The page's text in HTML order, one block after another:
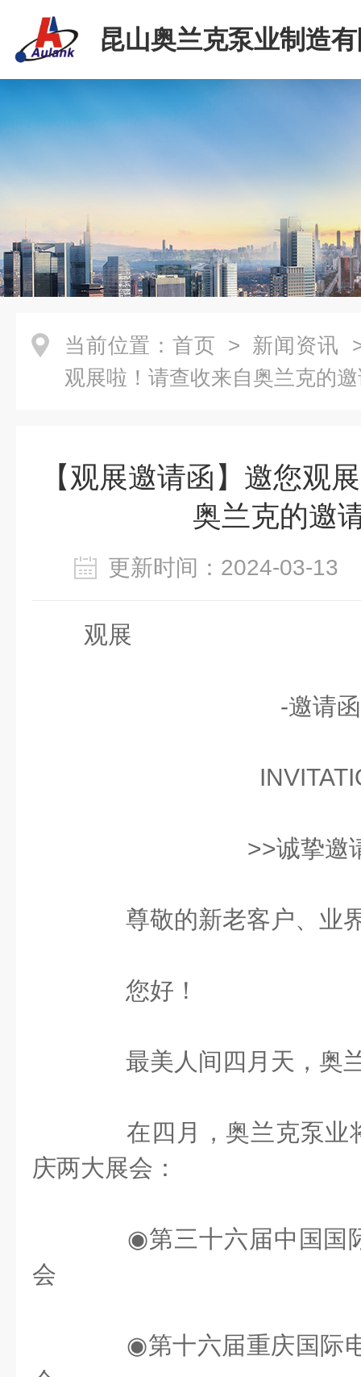
昆山奥兰克泵业制造
当前位置： 首页 > 新闻资讯
观展啦！请查收来自奥兰克的
【观展邀请函】邀您观
奥兰克的邀
更新时间：2024-03-
观展
-邀请
>>诚挚邀
尊敬的新老客户、业
您好！
最美人间四月天，奥
在四月，奥兰克泵业
庆两大展会：
◉第三十六届中国国
会
◉第十六届重庆国际电